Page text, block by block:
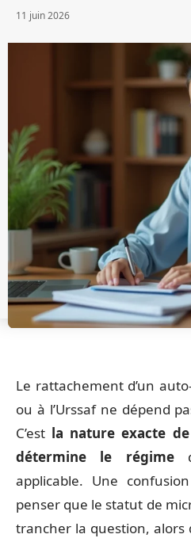
11 juin 2026
Le rattachement d’un
ou à l’Urssaf ne dépend
C’est la nature exacte
détermine le régime
applicable. Une
penser que le statut de
trancher la question, alors